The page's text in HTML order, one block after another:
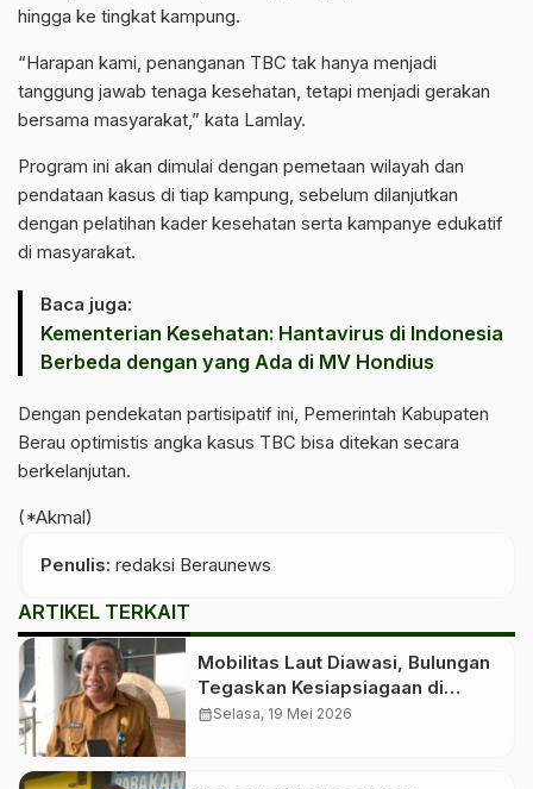
hingga ke tingkat kampung.
“Harapan kami, penanganan TBC tak hanya menjadi
tanggung jawab tenaga kesehatan, tetapi menjadi gerakan
bersama masyarakat,” kata Lamlay.
Program ini akan dimulai dengan pemetaan wilayah dan
pendataan kasus di tiap kampung, sebelum dilanjutkan
dengan pelatihan kader kesehatan serta kampanye edukatif
di masyarakat.
Baca juga:
Kementerian Kesehatan: Hantavirus di Indonesia
Berbeda dengan yang Ada di MV Hondius
Dengan pendekatan partisipatif ini, Pemerintah Kabupaten
Berau optimistis angka kasus TBC bisa ditekan secara
berkelanjutan.
(*Akmal)
Penulis: redaksi Beraunews
ARTIKEL TERKAIT
Mobilitas Laut Diawasi, Bulungan
Tegaskan Kesiapsiagaan di
Tengah Isu Hantavirus
calendar_monthSelasa, 19 Mei 2026